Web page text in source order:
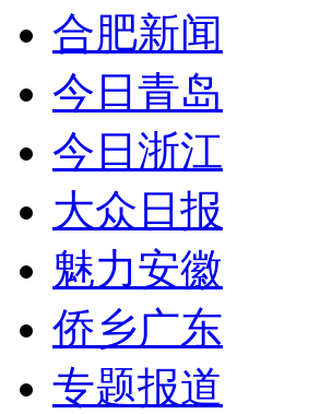
合肥新闻
今日青岛
今日浙江
大众日报
魅力安徽
侨乡广东
专题报道